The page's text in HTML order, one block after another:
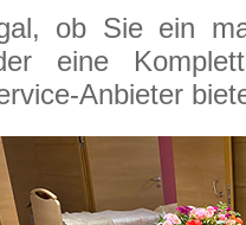
ob Sie ein
eine
Anbieter